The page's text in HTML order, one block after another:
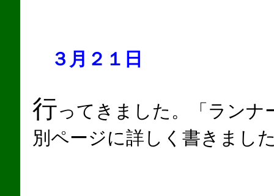
３月２１日
行ってきました。「ランナ
別ページに詳しく書きまし